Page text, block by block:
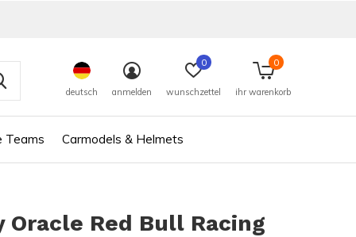
Teams Carmodels & Helmets
deutsch anmelden wunschzettel
0
ihr warenkorb
0
Oracle Red Bull Racing